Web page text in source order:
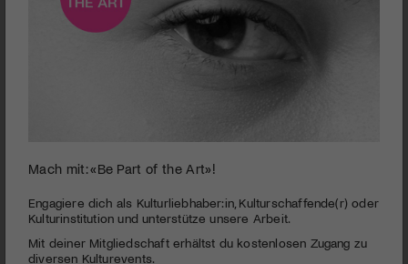
seconds
minute,
Bildrausch – Filmfest Basel 2022
PUBLIZIERT AM 11. MAI 2022
Mach mit: «Be Part of the Art»!
Engagiere dich als Kulturliebhaber:in, Kulturschaffende(r) oder
Kulturinstitution und unterstütze unsere Arbeit.
Mit deiner Mitgliedschaft erhältst du kostenlosen Zugang zu
diversen Kulturevents.